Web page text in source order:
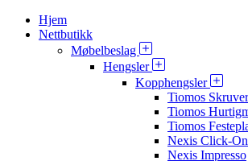
Hjem
Nettbutikk
Møbelbeslag
Hengsler
Kopphengsler
Tiomos
Tiomos
Tiomos
Nexis Click-
Nexis Impresso